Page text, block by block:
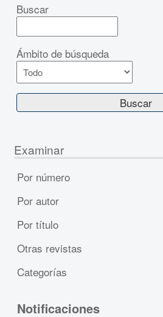
Buscar
Ámbito de búsqueda
Examinar
Por número
Por autor
Por título
Otras revistas
Categorías
Notificaciones